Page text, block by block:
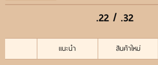
.22 / .32
แนะนำ สินค้าใหม่